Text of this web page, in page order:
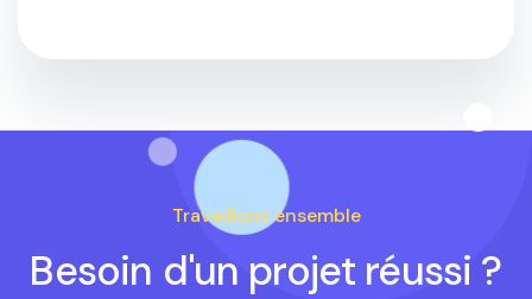
Travaillons ensemble
Besoin d'un projet réussi ?